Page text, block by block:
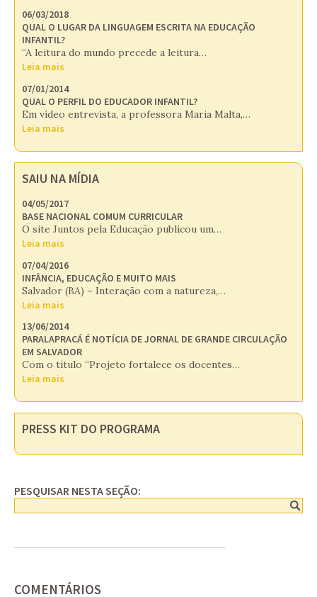
06/03/2018
QUAL O LUGAR DA LINGUAGEM ESCRITA NA EDUCAÇÃO
INFANTIL?
“A leitura do mundo precede a leitura…
Leia mais
07/01/2014
QUAL O PERFIL DO EDUCADOR INFANTIL?
Em vídeo entrevista, a professora Maria Malta,…
Leia mais
SAIU NA MÍDIA
04/05/2017
BASE NACIONAL COMUM CURRICULAR
O site Juntos pela Educação publicou um…
Leia mais
07/04/2016
INFÂNCIA, EDUCAÇÃO E MUITO MAIS
Salvador (BA) – Interação com a natureza,…
Leia mais
13/06/2014
PARALAPRACÁ É NOTÍCIA DE JORNAL DE GRANDE CIRCULAÇÃO
EM SALVADOR
Com o título “Projeto fortalece os docentes…
Leia mais
PRESS KIT DO PROGRAMA
PESQUISAR NESTA SEÇÃO:
COMENTÁRIOS